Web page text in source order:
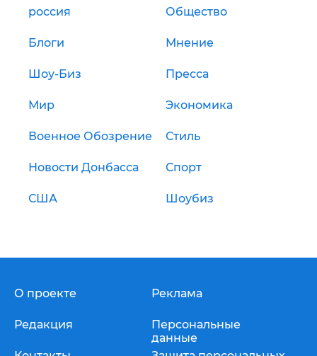
россия Общество
Блоги Мнение
Шоу-Биз Пресса
Мир Экономика
Военное Обозрение Стиль
Новости Донбасса Спорт
США Шоубиз
О проекте
Редакция
Реклама
Персональные
данные